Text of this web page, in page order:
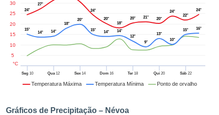
das
opções:
e
forma
digital
Temperatura Máxima Temperatura Mínima Ponto de orvalho
Seg10 Qua12 Sex 14 Dom16 Ter 18 Qui 20 Sáb22
5
10
15
20
25
30
°C
24°
27°
24°
20°
18°
20° 21° 20°
24°
22°
24°
15°
14° 14°
18°
20°
15° 14°
14°
12°
9°
13°
10°
15° 16°
Gráficos de Precipitação – Névoa